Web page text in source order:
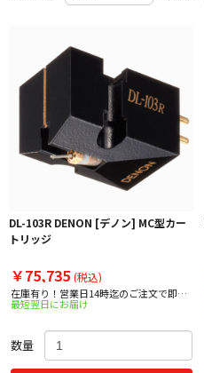
DL-103R DENON [デノン] MC型カー
トリッジ
￥75,735 (税込)
在庫有り！営業日14時迄のご注文で即日
出荷！
最短翌日にお届け
数量